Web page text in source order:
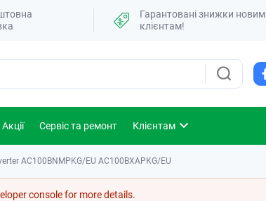
Гарантовані знижки новим
клієнтам!
Акції Сервіс та ремонт Клієнтам
AC100BNMPKG/EU AC100BXAPKG/EU
console for more details.